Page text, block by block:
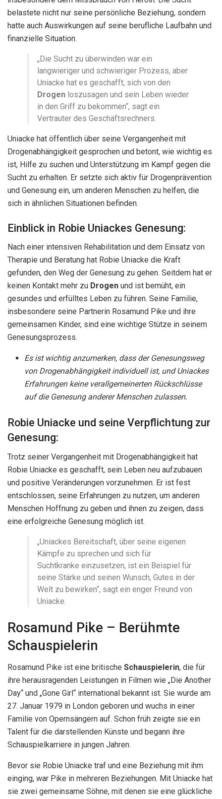
belastete nicht nur seine persönliche Beziehung, sondern
hatte auch Auswirkungen auf seine berufliche Laufbahn und
finanzielle Situation.
„Die Sucht zu überwinden war ein
langwieriger und schwieriger Prozess, aber
Uniacke hat es geschafft, sich von den
Drogen loszusagen und sein Leben wieder
in den Griff zu bekommen“, sagt ein
Vertrauter des Geschäftsrechners.
Uniacke hat öffentlich über seine Vergangenheit mit
Drogenabhängigkeit gesprochen und betont, wie wichtig es
ist, Hilfe zu suchen und Unterstützung im Kampf gegen die
Sucht zu erhalten. Er setzte sich aktiv für Drogenprävention
und Genesung ein, um anderen Menschen zu helfen, die
sich in ähnlichen Situationen befinden.
Einblick in Robie Uniackes Genesung:
Nach einer intensiven Rehabilitation und dem Einsatz von
Therapie und Beratung hat Robie Uniacke die Kraft
gefunden, den Weg der Genesung zu gehen. Seitdem hat er
keinen Kontakt mehr zu Drogen und ist bemüht, ein
gesundes und erfülltes Leben zu führen. Seine Familie,
insbesondere seine Partnerin Rosamund Pike und ihre
gemeinsamen Kinder, sind eine wichtige Stütze in seinem
Genesungsprozess.
Es ist wichtig anzumerken, dass der Genesungsweg
von Drogenabhängigkeit individuell ist, und Uniackes
Erfahrungen keine verallgemeinerten Rückschlüsse
auf die Genesung anderer Menschen zulassen.
Robie Uniacke und seine Verpflichtung zur
Genesung:
Trotz seiner Vergangenheit mit Drogenabhängigkeit hat
Robie Uniacke es geschafft, sein Leben neu aufzubauen
und positive Veränderungen vorzunehmen. Er ist fest
entschlossen, seine Erfahrungen zu nutzen, um anderen
Menschen Hoffnung zu geben und ihnen zu zeigen, dass
eine erfolgreiche Genesung möglich ist.
„Uniackes Bereitschaft, über seine eigenen
Kämpfe zu sprechen und sich für
Suchtkranke einzusetzen, ist ein Beispiel für
seine Stärke und seinen Wunsch, Gutes in der
Welt zu bewirken“, sagt ein enger Freund von
Uniacke.
Rosamund Pike – Berühmte
Schauspielerin
Rosamund Pike ist eine britische Schauspielerin, die für
ihre herausragenden Leistungen in Filmen wie „Die Another
Day“ und „Gone Girl“ international bekannt ist. Sie wurde am
27. Januar 1979 in London geboren und wuchs in einer
Familie von Opernsängern auf. Schon früh zeigte sie ein
Talent für die darstellenden Künste und begann ihre
Schauspielkarriere in jungen Jahren.
Bevor sie Robie Uniacke traf und eine Beziehung mit ihm
einging, war Pike in mehreren Beziehungen. Mit Uniacke hat
sie zwei gemeinsame Söhne, mit denen sie eine glückliche